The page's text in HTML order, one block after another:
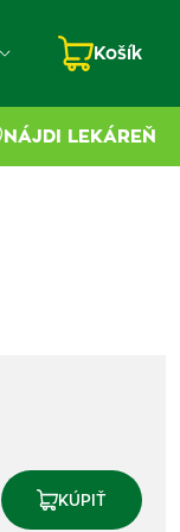
Košík
NÁJDI LEKÁREŇ
KÚPIŤ